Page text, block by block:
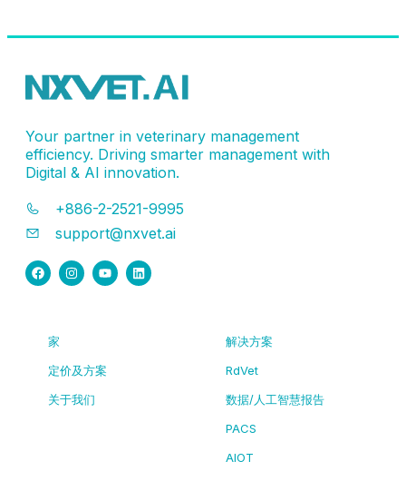
Your partner in veterinary management
efficiency. Driving smarter management with
Digital & AI innovation.
+886-2-2521-9995
support@nxvet.ai
家
定价及方案
关于我们
解决方案
RdVet
数据/人工智慧报告
PACS
AIOT